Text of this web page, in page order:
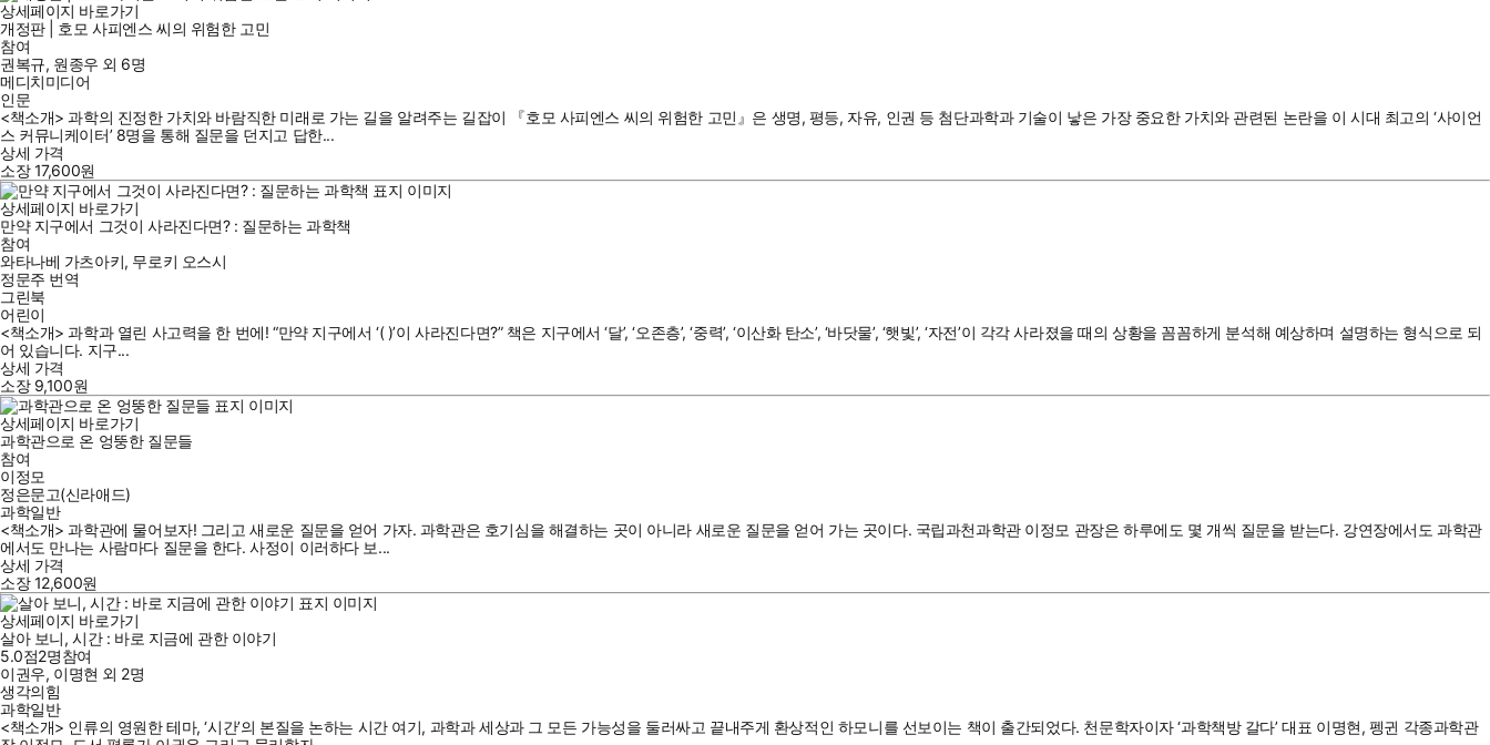
상세페이지 바로가기
개정판 | 호모 사피엔스 씨의 위험한 고민
참여
권복규, 원종우 외 6명
메디치미디어
인문
<책소개> 과학의 진정한 가치와 바람직한 미래로 가는 길을 알려주는 길잡이 『호모 사피엔스 씨의 위험한 고민』은 생명, 평등, 자유, 인권 등 첨단과학과 기술이 낳은 가장 중요한 가치와 관련된 논란을 이 시대 최고의 ‘사이언
스 커뮤니케이터’ 8명을 통해 질문을 던지고 답한...
상세 가격
소장17,600원
상세페이지 바로가기
만약 지구에서 그것이 사라진다면? : 질문하는 과학책
참여
와타나베 가츠아키, 무로키 오스시
정문주 번역
그린북
어린이
<책소개> 과학과 열린 사고력을 한 번에! “만약 지구에서 ‘( )’이 사라진다면?” 책은 지구에서 ‘달’, ‘오존층’, ‘중력’, ‘이산화 탄소’, ‘바닷물’, ‘햇빛’, ‘자전’이 각각 사라졌을 때의 상황을 꼼꼼하게 분석해 예상하며 설명하는 형식으로 되
어 있습니다. 지구...
상세 가격
소장 9,100원
상세페이지 바로가기
과학관으로 온 엉뚱한 질문들
참여
이정모
정은문고(신라애드)
과학일반
<책소개> 과학관에 물어보자! 그리고 새로운 질문을 얻어 가자. 과학관은 호기심을 해결하는 곳이 아니라 새로운 질문을 얻어 가는 곳이다. 국립과천과학관 이정모 관장은 하루에도 몇 개씩 질문을 받는다. 강연장에서도 과학관
에서도 만나는 사람마다 질문을 한다. 사정이 이러하다 보...
상세 가격
소장12,600원
상세페이지 바로가기
살아 보니, 시간 : 바로 지금에 관한 이야기
5.0점2명참여
이권우, 이명현 외 2명
생각의힘
과학일반
<책소개> 인류의 영원한 테마, ‘시간’의 본질을 논하는 시간 여기, 과학과 세상과 그 모든 가능성을 둘러싸고 끝내주게 환상적인 하모니를 선보이는 책이 출간되었다. 천문학자이자 ‘과학책방 갈다’ 대표 이명현, 펭귄 각종과학관